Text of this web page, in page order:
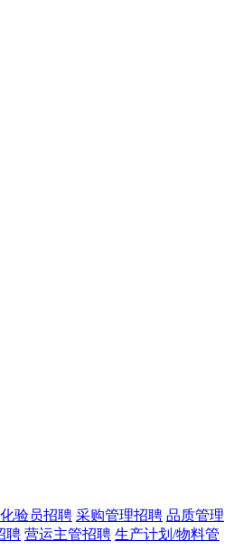
化验员招聘 采购管理招聘 品质管理
聘 营运主管招聘 生产计划/物料管